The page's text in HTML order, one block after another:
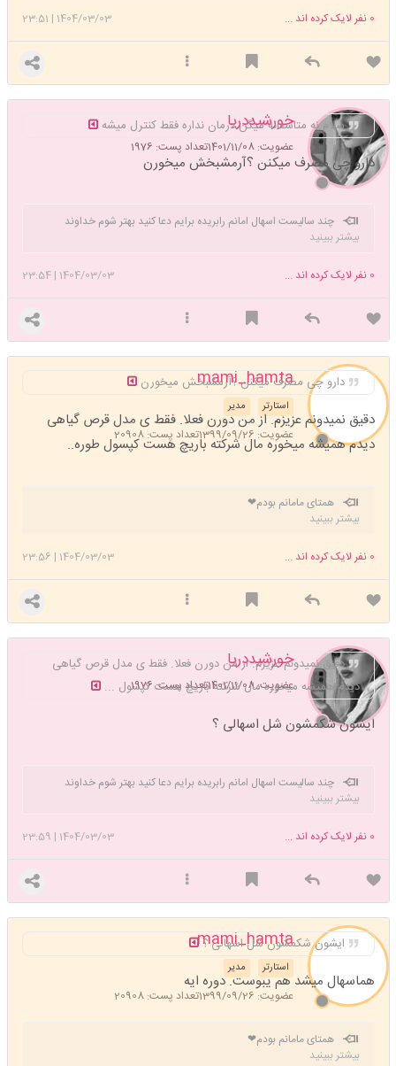
1404/03/03
|
23:51 0 نفر لایک کرده اند ...
خورشیددریا
عضویت: 1401/11/08 تعداد پست: 1976
سلام نه متاسفانه میگن درمان نداره فقط کنترل میشه
دارو چی مصرف میکنن ؟آرمشبخش میخورن
چند سالیست اسهال امانم رابریده برایم دعا کنید بهتر شوم خداوند
نگهدارتان
بیشتر ببینید
1404/03/03
|
23:54 0 نفر لایک کرده اند ...
mami_hamta
مدیر استارتر
عضویت: 1399/09/26 تعداد پست: 20908
دارو چی مصرف میکنن ؟آرمشبخش میخورن
دقیق نمیدونم عزیزم. از من دورن فعلا. فقط ی مدل قرص گیاهی
دیدم همیشه میخوره مال شرکته باریچ هست کپسول طوره..
همتای مامانم بودم❤
بیشتر ببینید
1404/03/03
|
23:56 0 نفر لایک کرده اند ...
خورشیددریا
عضویت: 1401/11/08 تعداد پست: 1976
دقیق نمیدونم عزیزم. از من دورن فعلا. فقط ی مدل قرص گیاهی
دیدم همیشه میخوره مال شرکته باریچ هست کپسول ...
ایشون شکمشون شل اسهالی ؟
چند سالیست اسهال امانم رابریده برایم دعا کنید بهتر شوم خداوند
نگهدارتان
بیشتر ببینید
1404/03/03
|
23:59 0 نفر لایک کرده اند ...
mami_hamta
مدیر استارتر
عضویت: 1399/09/26 تعداد پست: 20908
ایشون شکمشون شل اسهالی ؟
هماسهال میشد هم یبوست. دوره ایه
همتای مامانم بودم❤
بیشتر ببینید